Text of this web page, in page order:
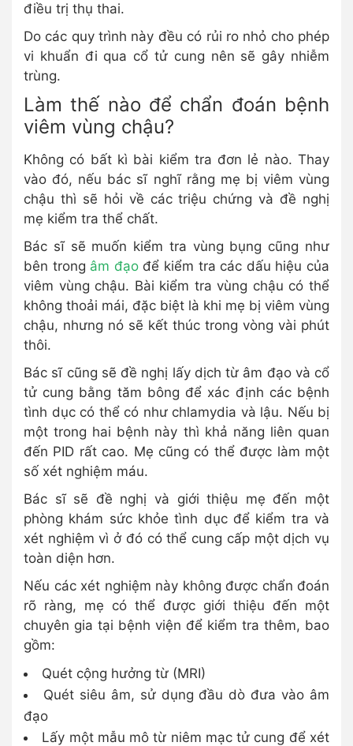
điều trị thụ thai.
Do các quy trình này đều có rủi ro nhỏ cho phép
vi khuẩn đi qua cổ tử cung nên sẽ gây nhiễm
trùng.
Làm thế nào để chẩn đoán bệnh
viêm vùng chậu?
Không có bất kì bài kiểm tra đơn lẻ nào. Thay
vào đó, nếu bác sĩ nghĩ rằng mẹ bị viêm vùng
chậu thì sẽ hỏi về các triệu chứng và đề nghị
mẹ kiểm tra thể chất.
Bác sĩ sẽ muốn kiểm tra vùng bụng cũng như
bên trong âm đạođể kiểm tra các dấu hiệu của
viêm vùng chậu. Bài kiểm tra vùng chậu có thể
không thoải mái, đặc biệt là khi mẹ bị viêm vùng
chậu, nhưng nó sẽ kết thúc trong vòng vài phút
thôi.
Bác sĩ cũng sẽ đề nghị lấy dịch từ âm đạo và cổ
tử cung bằng tăm bông để xác định các bệnh
tình dục có thể có như chlamydia và lậu. Nếu bị
một trong hai bệnh này thì khả năng liên quan
đến PID rất cao. Mẹ cũng có thể được làm một
số xét nghiệm máu.
Bác sĩ sẽ đề nghị và giới thiệu mẹ đến một
phòng khám sức khỏe tình dục để kiểm tra và
xét nghiệm vì ở đó có thể cung cấp một dịch vụ
toàn diện hơn.
Nếu các xét nghiệm này không được chẩn đoán
rõ ràng, mẹ có thể được giới thiệu đến một
chuyên gia tại bệnh viện để kiểm tra thêm, bao
gồm:
Quét cộng hưởng từ (MRI)
Quét siêu âm, sử dụng đầu dò đưa vào âm
đạo
Lấy một mẫu mô từ niêm mạc tử cung để xét